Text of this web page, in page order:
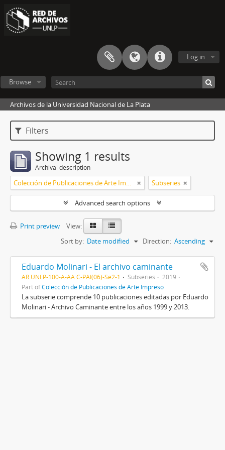
Log in
Browse
Archivos de la Universidad Nacional de La Plata
Filters
Showing 1 results
Archival description
Colección de Publicaciones de Arte Impreso Subseries
Advanced search options
Print preview
View:
Sort by: Date modified Direction: Ascending
Eduardo Molinari - El archivo caminante
AR UNLP-100-A-AA C-PAI(06)-Se2-1 Subseries
2019
Part ofColección de Publicaciones de Arte Impreso
La subserie comprende 10 publicaciones editadas por Eduardo
Molinari - Archivo Caminante entre los años 1999 y 2013.